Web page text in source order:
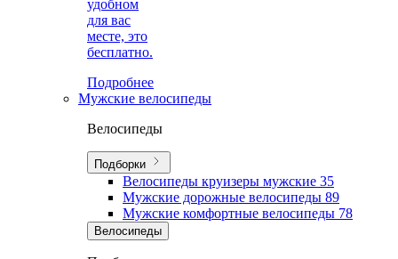
удобном
для вас
месте, это
бесплатно.
Подробнее
Мужские велосипеды
Велосипеды
Подборки
Велосипеды круизеры мужские 35
Мужские дорожные велосипеды 89
Мужские комфортные велосипеды 78
Велосипеды